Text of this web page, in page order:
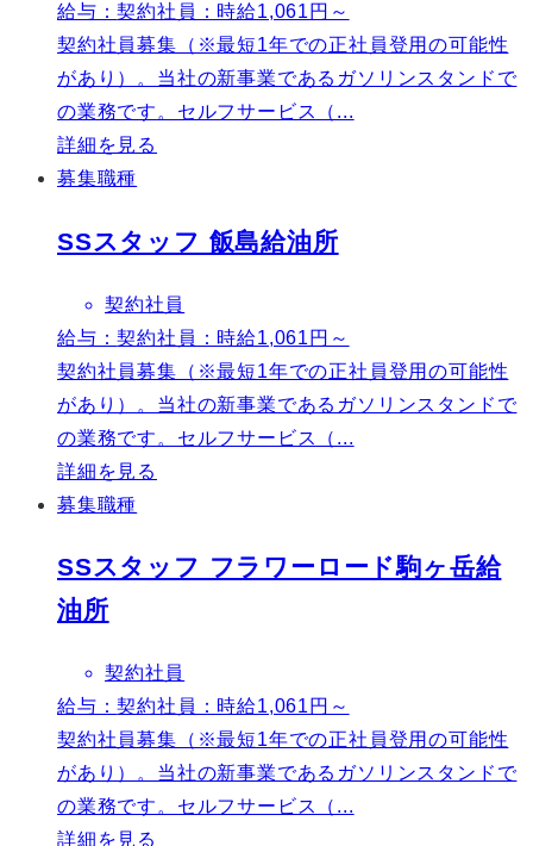
給与：契約社員：時給1,061円～
契約社員募集（※最短1年での正社員登用の可能性
があり）。当社の新事業であるガソリンスタンドで
の業務です。セルフサービス（...
詳細を見る
募集職種
SSスタッフ 飯島給油所
契約社員
給与：契約社員：時給1,061円～
契約社員募集（※最短1年での正社員登用の可能性
があり）。当社の新事業であるガソリンスタンドで
の業務です。セルフサービス（...
詳細を見る
募集職種
SSスタッフ フラワーロード駒ヶ岳給
油所
契約社員
給与：契約社員：時給1,061円～
契約社員募集（※最短1年での正社員登用の可能性
があり）。当社の新事業であるガソリンスタンドで
の業務です。セルフサービス（...
詳細を見る